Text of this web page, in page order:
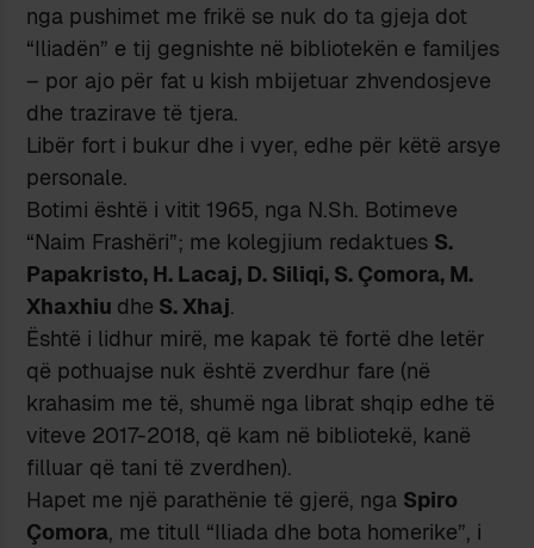
nga pushimet me frikë se nuk do ta gjeja dot
“Iliadën” e tij gegnishte në bibliotekën e familjes
– por ajo për fat u kish mbijetuar zhvendosjeve
dhe trazirave të tjera.
Libër fort i bukur dhe i vyer, edhe për këtë arsye
personale.
Botimi është i vitit 1965, nga N.Sh. Botimeve
“Naim Frashëri”; me kolegjium redaktues S.
Papakristo, H. Lacaj, D. Siliqi, S. Çomora, M.
Xhaxhiu dhe S. Xhaj.
Është i lidhur mirë, me kapak të fortë dhe letër
që pothuajse nuk është zverdhur fare (në
krahasim me të, shumë nga librat shqip edhe të
viteve 2017-2018, që kam në bibliotekë, kanë
filluar që tani të zverdhen).
Hapet me një parathënie të gjerë, nga Spiro
Çomora, me titull “Iliada dhe bota homerike”, i